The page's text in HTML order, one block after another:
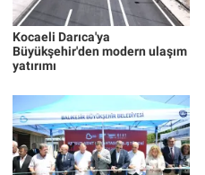
Kocaeli Darıca'ya
Büyükşehir'den modern ulaşım
yatırımı